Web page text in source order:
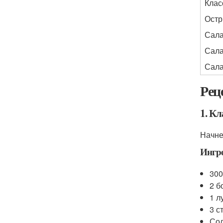
1.
2
1
3